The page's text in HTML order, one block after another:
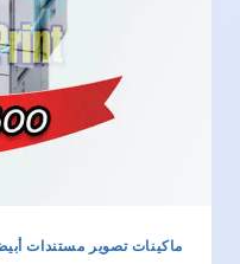
ماكينات تصوير مستندات